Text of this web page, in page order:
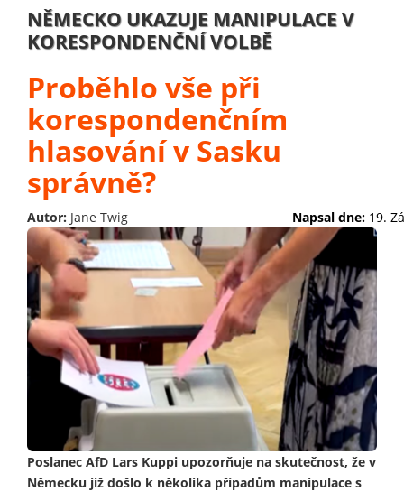
NĚMECKO UKAZUJE MANIPULACE V
KORESPONDENČNÍ VOLBĚ
Proběhlo vše při
korespondenčním
hlasování v Sasku
správně?
Autor: Jane Twig Napsal dne: 19.
Poslanec AfD Lars Kuppi upozorňuje na skutečnost, že v
Německu již došlo k několika případům manipulace s